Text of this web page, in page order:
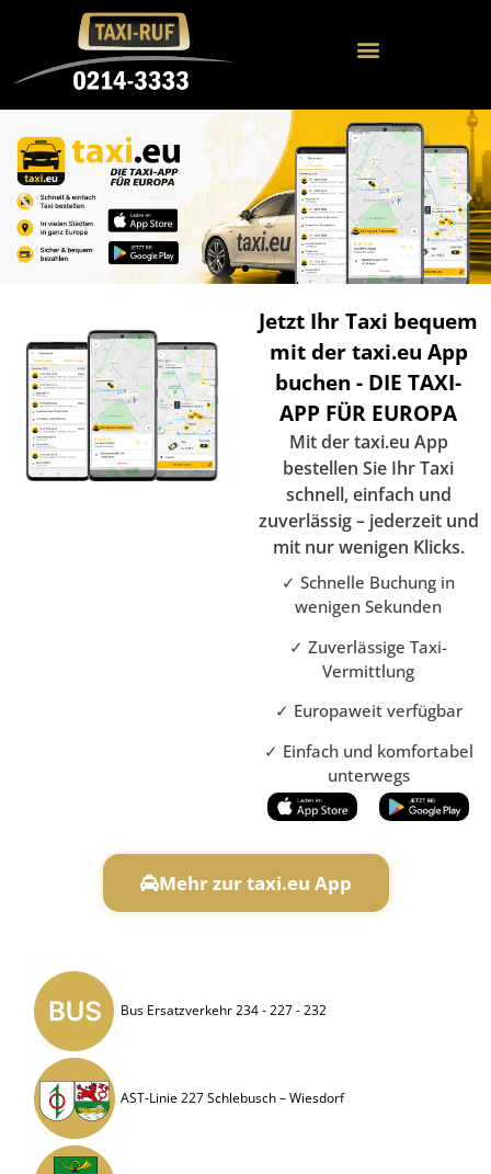
Jetzt Ihr Taxi bequem
mit der taxi.eu App
buchen - DIE TAXI-
APP FÜR EUROPA
Mit der taxi.eu App
bestellen Sie Ihr Taxi
schnell, einfach und
zuverlässig – jederzeit und
mit nur wenigen Klicks.
✓ Schnelle Buchung in
wenigen Sekunden
✓ Zuverlässige Taxi-
Vermittlung
✓ Europaweit verfügbar
✓ Einfach und komfortabel
unterwegs
Mehr zur taxi.eu App
Bus Ersatzverkehr 234 - 227 - 232
AST-Linie 227 Schlebusch – Wiesdorf